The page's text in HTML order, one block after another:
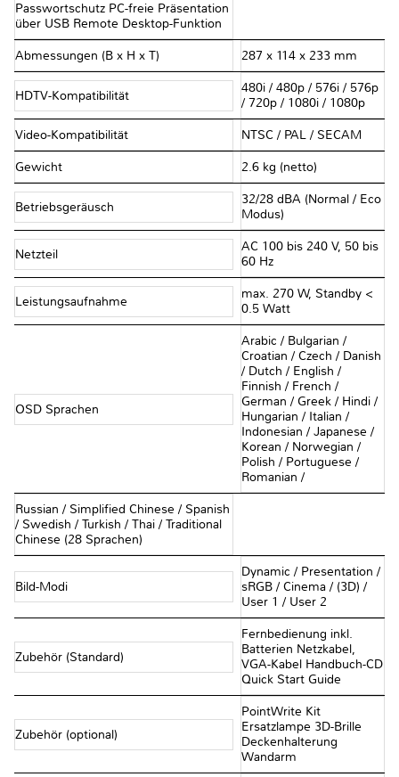
Passwortschutz PC-freie Präsentation
über USB Remote Desktop-Funktion
Abmessungen (B x H x T) 287 x 114 x 233 mm
HDTV-Kompatibilität
480i / 480p / 576i / 576p
/ 720p / 1080i / 1080p
Video-Kompatibilität NTSC / PAL / SECAM
Gewicht 2.6 kg (netto)
Betriebsgeräusch
32/28 dBA (Normal / Eco
Modus)
Netzteil
AC 100 bis 240 V, 50 bis
60 Hz
Leistungsaufnahme
max. 270 W, Standby <
0.5 Watt
OSD Sprachen
Arabic / Bulgarian /
Croatian / Czech / Danish
/ Dutch / English /
Finnish / French /
German / Greek / Hindi /
Hungarian / Italian /
Indonesian / Japanese /
Korean / Norwegian /
Polish / Portuguese /
Romanian /
Russian / Simplified Chinese / Spanish
/ Swedish / Turkish / Thai / Traditional
Chinese (28 Sprachen)
Bild-Modi
Dynamic / Presentation /
sRGB / Cinema / (3D) /
User 1 / User 2
Zubehör (Standard)
Fernbedienung inkl.
Batterien Netzkabel,
VGA-Kabel Handbuch-CD
Quick Start Guide
Zubehör (optional)
PointWrite Kit
Ersatzlampe 3D-Brille
Deckenhalterung
Wandarm